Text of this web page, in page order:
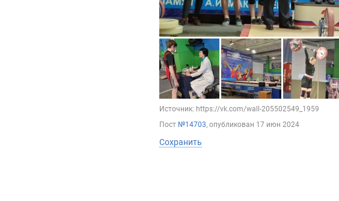
Источник: https://vk.com/wall-205502549_1959
Пост №14703, опубликован 17 июн 2024
Сохранить